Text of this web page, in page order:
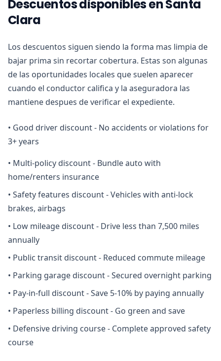
Descuentos disponibles en Santa
Clara
Los descuentos siguen siendo la forma mas limpia de
bajar prima sin recortar cobertura. Estas son algunas
de las oportunidades locales que suelen aparecer
cuando el conductor califica y la aseguradora las
mantiene despues de verificar el expediente.
• Good driver discount - No accidents or violations for
3+ years
• Multi-policy discount - Bundle auto with
home/renters insurance
• Safety features discount - Vehicles with anti-lock
brakes, airbags
• Low mileage discount - Drive less than 7,500 miles
annually
• Public transit discount - Reduced commute mileage
• Parking garage discount - Secured overnight parking
• Pay-in-full discount - Save 5-10% by paying annually
• Paperless billing discount - Go green and save
• Defensive driving course - Complete approved safety
course